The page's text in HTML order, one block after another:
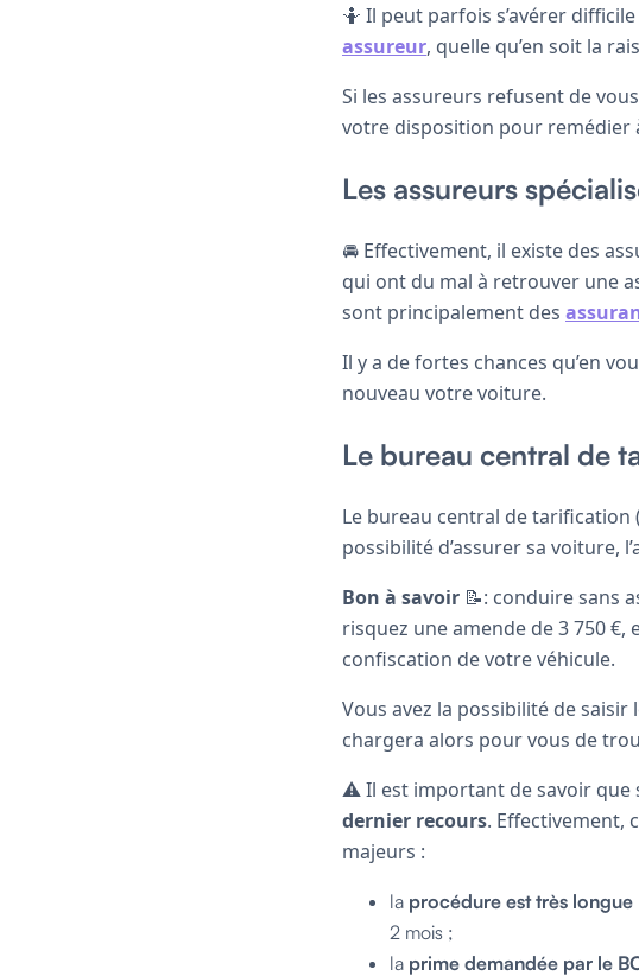
🤷 Il peut parfois s’avérer
assureur, quelle qu’en soit la
Si les assureurs refusent de
votre disposition pour remédier
Les assureurs
🚘 Effectivement, il existe des
qui ont du mal à retrouver une
sont principalement des
Il y a de fortes chances qu’en
nouveau votre voiture.
Le bureau central de
Le bureau central de tarification
possibilité d’assurer sa voiture,
Bon à savoir 📝: conduire sans
risquez une amende de 3 750 €,
confiscation de votre véhicule.
Vous avez la possibilité de saisir
chargera alors pour vous de
⚠️ Il est important de savoir que
dernier recours. Effectivement,
majeurs :
la procédure est très longue
2 mois ;
la prime demandée par le